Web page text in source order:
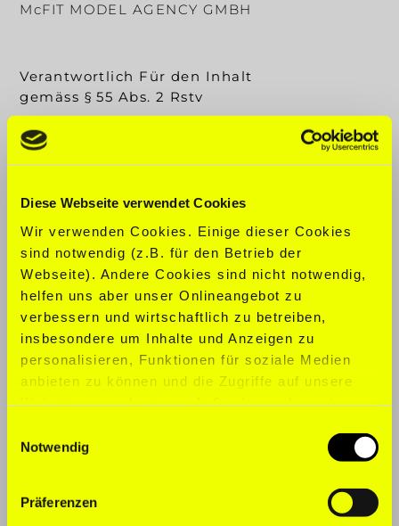
Diese Webseite verwendet Cookies
Wir verwenden Cookies. Einige dieser Cookies
sind notwendig (z.B. für den Betrieb der
Webseite). Andere Cookies sind nicht notwendig,
helfen uns aber unser Onlineangebot zu
verbessern und wirtschaftlich zu betreiben,
insbesondere um Inhalte und Anzeigen zu
personalisieren, Funktionen für soziale Medien
anbieten zu können und die Zugriffe auf unsere
Website an unsere Partner für soziale Medien,
Werbung und Analysen weiter. Unsere Partner
führen diese Informationen möglicherweise mit
weiteren Daten zusammen, die Sie ihnen
Notwendig
Präferenzen
McFIT MODEL AGENCY GMBH
Verantwortlich Für den Inhalt
gemäss § 55 Abs. 2 Rstv
Dr. Jobst Müller-Trimbusch
McFIT MODEL AGENCY GMBH
10405 Berlin
Registergericht
Amtsgericht Charlottenburg
HRB 146132 B
Umsatzsteuer-ID gemäß § 27a UstG